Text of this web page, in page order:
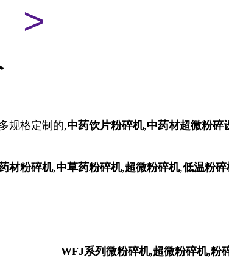
>
规格定制的,中药饮片粉碎机,中药材超微粉碎
材粉碎机,中草药粉碎机,超微粉碎机,低温粉碎
WFJ系列微粉碎机,超微粉碎机,粉